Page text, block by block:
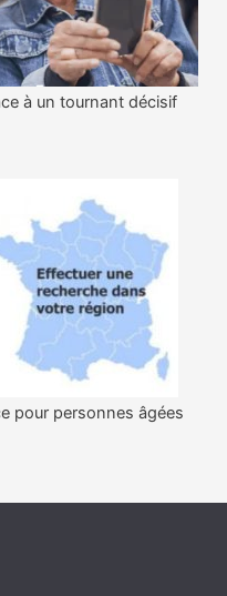
à un tournant décisif
pour personnes âgées